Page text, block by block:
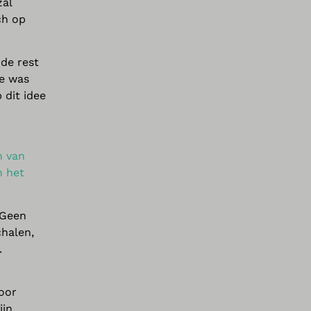
op
rest
was
dit idee
van
het